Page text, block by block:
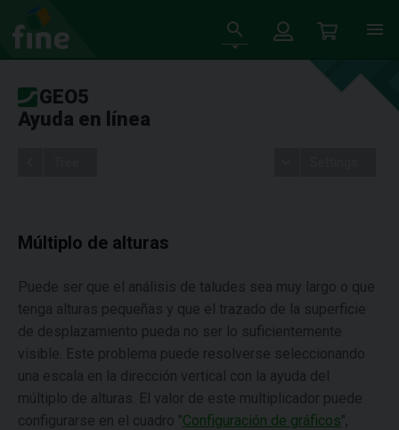
GEO5
Ayuda en línea
Múltiplo de alturas
Puede ser que el análisis de taludes sea muy largo o que
tenga alturas pequeñas y que el trazado de la superficie
de desplazamiento pueda no ser lo suficientemente
visible. Este problema puede resolverse seleccionando
una escala en la dirección vertical con la ayuda del
múltiplo de alturas. El valor de este multiplicador puede
configurarse en el cuadro "Configuración de gráficos",